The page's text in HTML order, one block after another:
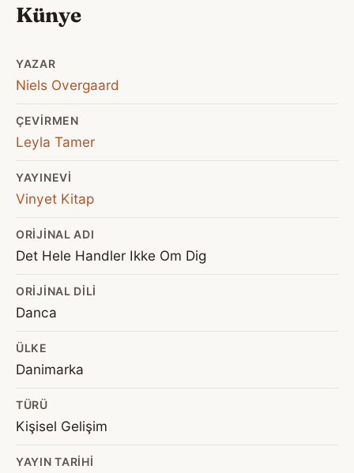
Künye
YAZAR
Niels Overgaard
ÇEVIRMEN
Leyla Tamer
YAYINEVI
Vinyet Kitap
ORIJINAL ADI
Det Hele Handler Ikke Om Dig
ORIJINAL DILI
Danca
ÜLKE
Danimarka
TÜRÜ
Kişisel Gelişim
YAYIN TARIHI